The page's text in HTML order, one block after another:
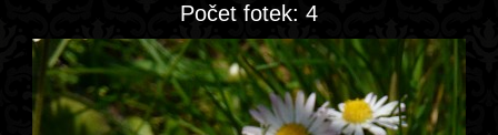
Počet fotek: 4